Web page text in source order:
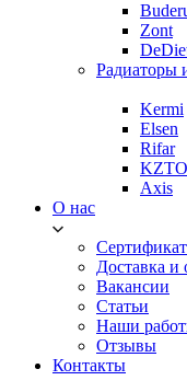
Zont
Радиаторы
Kermi
Elsen
Rifar
KZTO
Axis
О нас
Доставка и
Вакансии
Статьи
Наши
Отзывы
Контакты